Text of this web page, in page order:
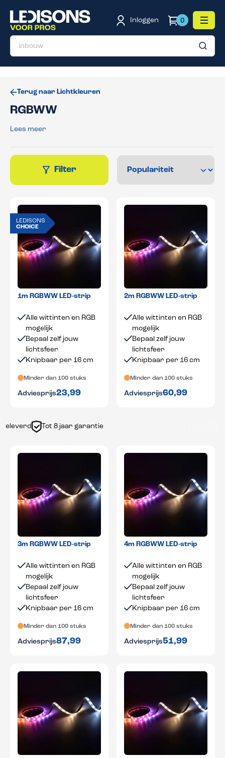
hoofdinhoud
Inloggen
0
Terug naar Lichtkleuren
RGBWW
Lees meer
Filter
LEDISONS
CHOICE
1m RGBWW LED-strip
Alle wittinten en RGB
mogelijk
Bepaal zelf jouw
lichtsfeer
Knipbaar per 16 cm
Minder dan 100 stuks
Adviesprijs23,99
2m RGBWW LED-strip
Alle wittinten en RGB
mogelijk
Bepaal zelf jouw
lichtsfeer
Knipbaar per 16 cm
Minder dan 100 stuks
Adviesprijs60,99
Tot 8 jaar garantie
3m RGBWW LED-strip
Alle wittinten en RGB
mogelijk
Bepaal zelf jouw
lichtsfeer
Knipbaar per 16 cm
Minder dan 100 stuks
Adviesprijs87,99
4m RGBWW LED-strip
Alle wittinten en RGB
mogelijk
Bepaal zelf jouw
lichtsfeer
Knipbaar per 16 cm
Minder dan 100 stuks
Adviesprijs51,99